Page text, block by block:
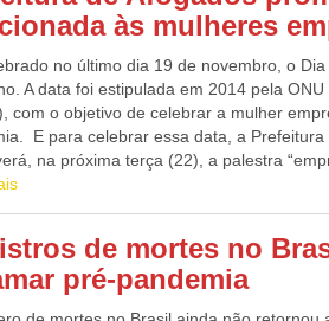
às mulheres
no último dia 19 de novembro, o
A data foi estipulada em 2014 pela
com o objetivo de celebrar a mulher
E para celebrar essa data, a Prefeitura
na próxima terça (22), a palestra
a partir das 19h, na Escola de
Municipal de Administração,
“Nesse mundo globalizado, as
de mortes no
pré-pandemia